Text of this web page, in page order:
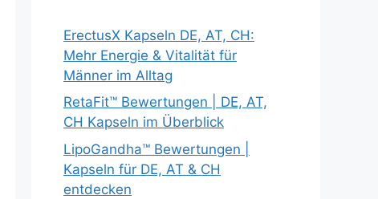
ErectusX Kapseln DE, AT, CH:
Mehr Energie & Vitalität für
Männer im Alltag
RetaFit™ Bewertungen | DE, AT,
CH Kapseln im Überblick
LipoGandha™ Bewertungen |
Kapseln für DE, AT & CH
entdecken